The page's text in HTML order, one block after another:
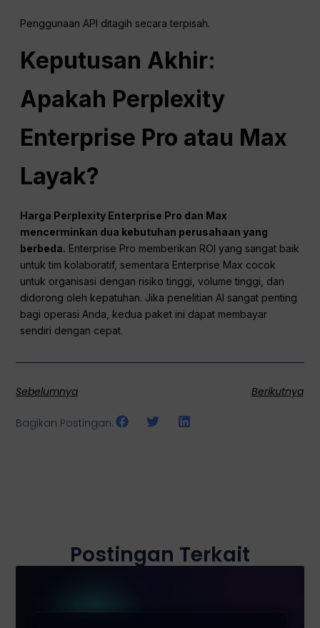
Penggunaan API ditagih secara terpisah.
Keputusan Akhir:
Apakah Perplexity
Enterprise Pro atau Max
Layak?
Harga Perplexity Enterprise Pro dan Max
mencerminkan dua kebutuhan perusahaan yang
berbeda. Enterprise Pro memberikan ROI yang sangat baik
untuk tim kolaboratif, sementara Enterprise Max cocok
untuk organisasi dengan risiko tinggi, volume tinggi, dan
didorong oleh kepatuhan. Jika penelitian AI sangat penting
bagi operasi Anda, kedua paket ini dapat membayar
sendiri dengan cepat.
Sebelumnya Berikutnya
Bagikan Postingan:
Postingan Terkait